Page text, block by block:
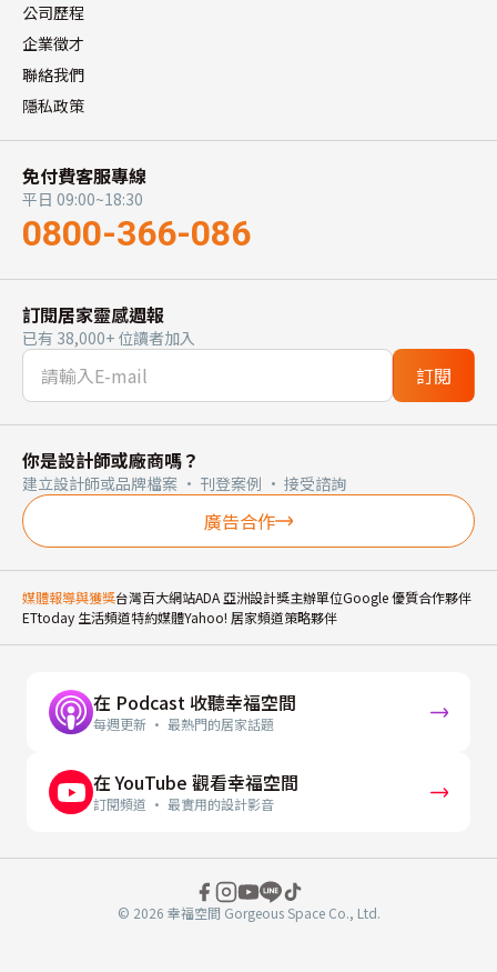
公司歷程
企業徵才
聯絡我們
隱私政策
免付費客服專線
平日 09:00~18:30
0800-366-086
訂閱居家靈感週報
已有 38,000+ 位讀者加入
訂閱
你是設計師或廠商嗎？
建立設計師或品牌檔案 · 刊登案例 · 接受諮詢
廣告合作
媒體報導與獲獎台灣百大網站ADA 亞洲設計獎主辦單位Google 優質合作夥伴
ETtoday 生活頻道特約媒體Yahoo! 居家頻道策略夥伴
在 Podcast 收聽幸福空間
每週更新 · 最熱門的居家話題
在 YouTube 觀看幸福空間
訂閱頻道 · 最實用的設計影音
© 2026 幸福空間 Gorgeous Space Co., Ltd.